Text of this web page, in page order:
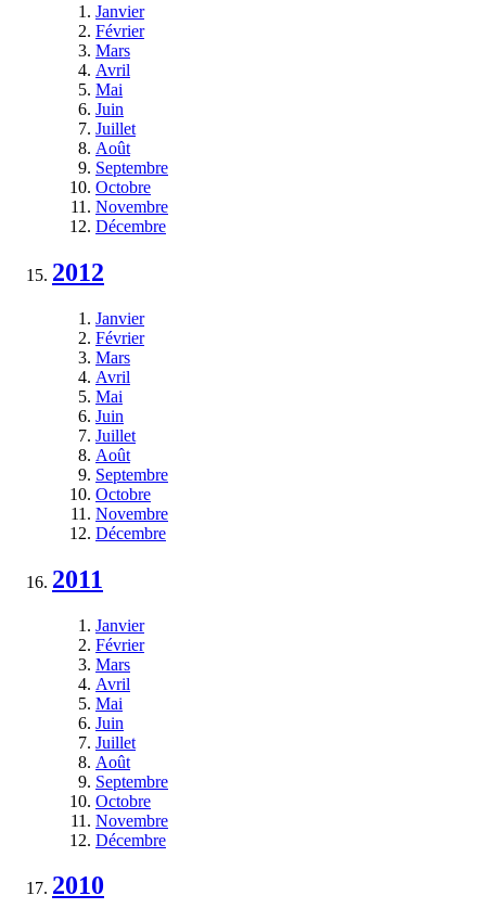
Janvier
Février
Mars
Avril
Mai
Juin
Juillet
Août
Septembre
Octobre
Novembre
Décembre
2012
Janvier
Février
Mars
Avril
Mai
Juin
Juillet
Août
Septembre
Octobre
Novembre
Décembre
2011
Janvier
Février
Mars
Avril
Mai
Juin
Juillet
Août
Septembre
Octobre
Novembre
Décembre
2010